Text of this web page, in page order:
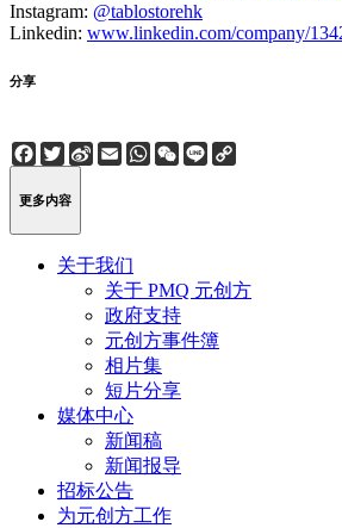
Instagram: @tablostorehk
Linkedin: www.linkedin.com/company/
分享
Facebook
Twitter
Sina
Weibo
EmailWhatsApp
WeChat
Line
更多内容
关于我们
关于 PMQ 元创方
政府支持
元创方事件簿
相片集
短片分享
媒体中心
新闻稿
新闻报导
招标公告
为元创方工作